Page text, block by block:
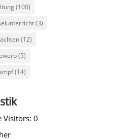
(100)
(3)
(12)
(5)
(14)
Visitors:0